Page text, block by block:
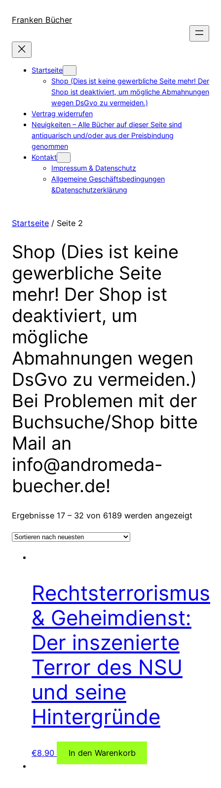
zum
wechseln
Franken Bücher
Startseite
Shop (Dies ist keine gewerbliche Seite mehr! Der
Shop ist deaktiviert, um mögliche Abmahnungen
wegen DsGvo zu vermeiden.)
Vertrag widerrufen
Neuigkeiten – Alle Bücher auf dieser Seite sind
antiquarisch und/oder aus der Preisbindung
genommen
Kontakt
Impressum & Datenschutz
Allgemeine Geschäftsbedingungen
&Datenschutzerklärung
Startseite / Seite 2
Shop (Dies ist keine
gewerbliche Seite
mehr! Der Shop ist
deaktiviert, um
mögliche
Abmahnungen wegen
DsGvo zu vermeiden.)
Bei Problemen mit der
Buchsuche/Shop bitte
Mail an
info@andromeda-
buecher.de!
Ergebnisse 17 – 32 von 6189 werden angezeigt
Rechtsterrorismus
& Geheimdienst:
Der inszenierte
Terror des NSU
und seine
Hintergründe
€8,90 In den Warenkorb